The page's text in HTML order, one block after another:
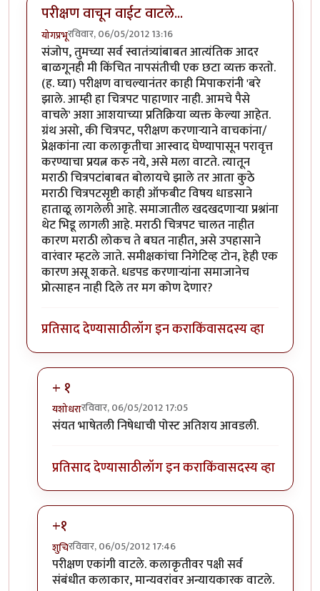
परीक्षण वाचून वाईट वाटले...
योगप्रभूरविवार, 06/05/2012 13:16
संजोप, तुमच्या सर्व स्वातंत्र्यांबाबत आत्यंतिक आदर
बाळगूनही मी किंचित नापसंतीची एक छटा व्यक्त करतो.
(ह. घ्या) परीक्षण वाचल्यानंतर काही मिपाकरांनी 'बरे
झाले. आम्ही हा चित्रपट पाहाणार नाही. आमचे पैसे
वाचले' अशा आशयाच्या प्रतिक्रिया व्यक्त केल्या आहेत.
ग्रंथ असो, की चित्रपट, परीक्षण करणार्‍याने वाचकांना/
प्रेक्षकांना त्या कलाकृतीचा आस्वाद घेण्यापासून परावृत्त
करण्याचा प्रयत्न करु नये, असे मला वाटते. त्यातून
मराठी चित्रपटांबाबत बोलायचे झाले तर आता कुठे
मराठी चित्रपटसृष्टी काही ऑफबीट विषय धाडसाने
हाताळू लागलेली आहे. समाजातील खदखदणार्‍या प्रश्नांना
थेट भिडू लागली आहे. मराठी चित्रपट चालत नाहीत
कारण मराठी लोकच ते बघत नाहीत, असे उपहासाने
वारंवार म्हटले जाते. समीक्षकांचा निगेटिव्ह टोन, हेही एक
कारण असू शकते. धडपड करणार्‍यांना समाजानेच
प्रोत्साहन नाही दिले तर मग कोण देणार?
प्रतिसाद देण्यासाठीलॉग इन कराकिंवासदस्य व्हा
+ १
यशोधरारविवार, 06/05/2012 17:05
In reply toपरीक्षण वाचून वाईट वाटले...byयोगप्रभू
संयत भाषेतली निषेधाची पोस्ट अतिशय आवडली.
प्रतिसाद देण्यासाठीलॉग इन कराकिंवासदस्य व्हा
+१
शुचिरविवार, 06/05/2012 17:46
In reply toपरीक्षण वाचून वाईट वाटले...by
परीक्षण एकांगी वाटले. कलाकृतीवर पक्षी सर्व
संबंधीत कलाकार, मान्यवरांवर अन्यायकारक वाटले.